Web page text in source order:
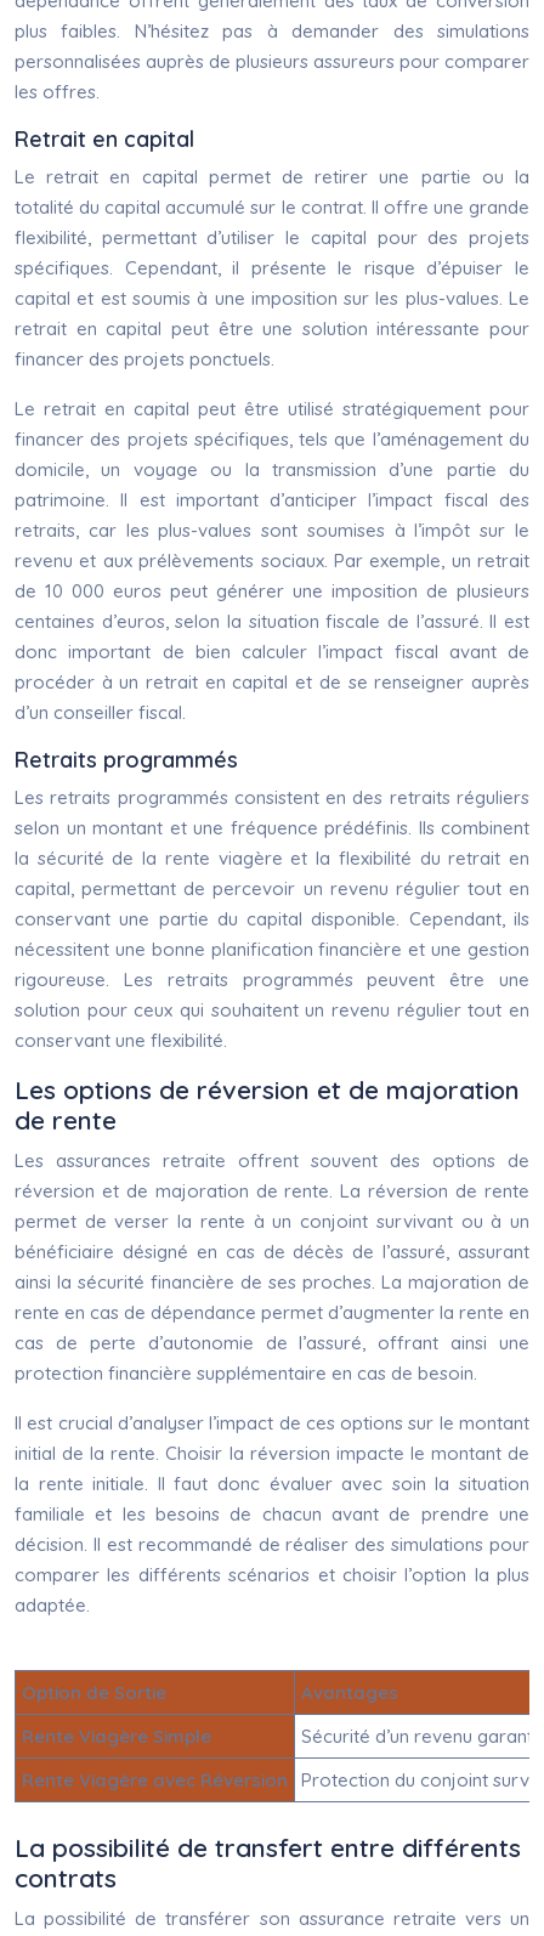
plus faibles. N’hésitez pas à demander des simulations
personnalisées auprès de plusieurs assureurs pour comparer
les offres.
Retrait en capital
Le retrait en capital permet de retirer une partie ou la
totalité du capital accumulé sur le contrat. Il offre une grande
flexibilité, permettant d’utiliser le capital pour des projets
spécifiques. Cependant, il présente le risque d’épuiser le
capital et est soumis à une imposition sur les plus-values. Le
retrait en capital peut être une solution intéressante pour
financer des projets ponctuels.
Le retrait en capital peut être utilisé stratégiquement pour
financer des projets spécifiques, tels que l’aménagement du
domicile, un voyage ou la transmission d’une partie du
patrimoine. Il est important d’anticiper l’impact fiscal des
retraits, car les plus-values sont soumises à l’impôt sur le
revenu et aux prélèvements sociaux. Par exemple, un retrait
de 10 000 euros peut générer une imposition de plusieurs
centaines d’euros, selon la situation fiscale de l’assuré. Il est
donc important de bien calculer l’impact fiscal avant de
procéder à un retrait en capital et de se renseigner auprès
d’un conseiller fiscal.
Retraits programmés
Les retraits programmés consistent en des retraits réguliers
selon un montant et une fréquence prédéfinis. Ils combinent
la sécurité de la rente viagère et la flexibilité du retrait en
capital, permettant de percevoir un revenu régulier tout en
conservant une partie du capital disponible. Cependant, ils
nécessitent une bonne planification financière et une gestion
rigoureuse. Les retraits programmés peuvent être une
solution pour ceux qui souhaitent un revenu régulier tout en
conservant une flexibilité.
Les options de réversion et de majoration
de rente
Les assurances retraite offrent souvent des options de
réversion et de majoration de rente. La réversion de rente
permet de verser la rente à un conjoint survivant ou à un
bénéficiaire désigné en cas de décès de l’assuré, assurant
ainsi la sécurité financière de ses proches. La majoration de
rente en cas de dépendance permet d’augmenter la rente en
cas de perte d’autonomie de l’assuré, offrant ainsi une
protection financière supplémentaire en cas de besoin.
Il est crucial d’analyser l’impact de ces options sur le montant
initial de la rente. Choisir la réversion impacte le montant de
la rente initiale. Il faut donc évaluer avec soin la situation
familiale et les besoins de chacun avant de prendre une
décision. Il est recommandé de réaliser des simulations pour
comparer les différents scénarios et choisir l’option la plus
adaptée.
Option de Sortie
Avantages
Rente Viagère Simple
Sécurité d’un revenu garanti
Rente Viagère avec Réversion
Protection du conjoint
La possibilité de transfert entre différents
contrats
La possibilité de transférer son assurance retraite vers un